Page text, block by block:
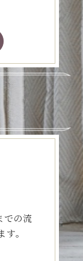
での流
。